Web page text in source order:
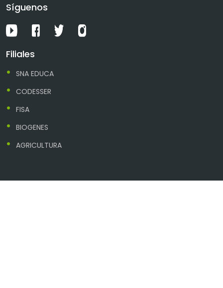
Síguenos
Filiales
SNA EDUCA
CODESSER
FISA
BIOGENES
AGRICULTURA